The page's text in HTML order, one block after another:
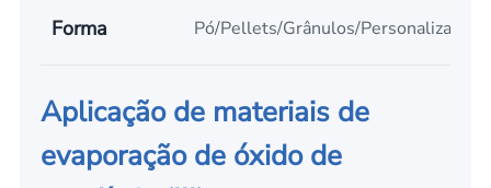
Forma Pó/Pellets/Grânulos/Personalizado
Aplicação de materiais de
evaporação de óxido de